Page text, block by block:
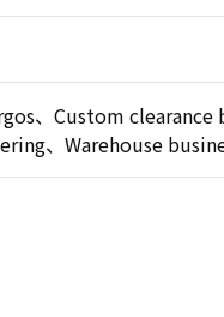
、Custom clearance
、Warehouse